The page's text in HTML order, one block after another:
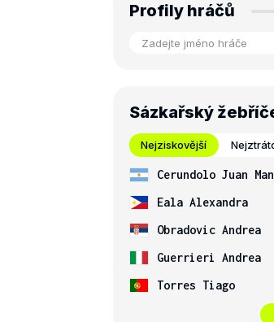
Profily hráčů
Sázkařský
Nejziskovější
Cerundolo Juan
Eala Alexandra
Obradovic Andrea
Guerrieri Andrea
Torres Tiago